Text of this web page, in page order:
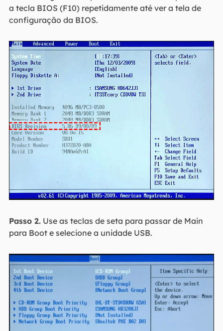
a tecla BIOS (F10) repetidamente até ver a tela de
configuração da BIOS.
Passo 2.Use as teclas de seta para passar de Main
para Boot e selecione a unidade USB.